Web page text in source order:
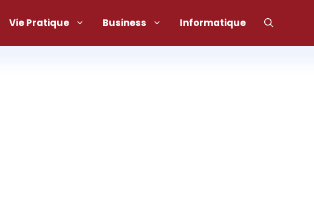
Vie Pratique Business Informatique